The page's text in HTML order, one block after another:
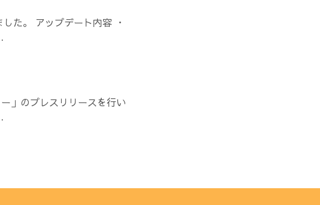
た。 アップデート内容 ・
」のプレスリリースを行い